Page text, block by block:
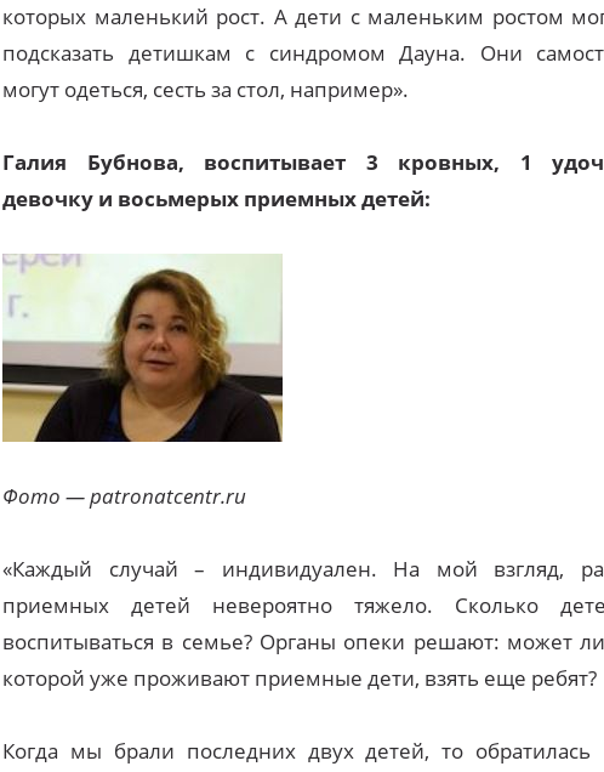
которых маленький рост. А дети с маленьким ростом
подсказать детишкам с синдромом Дауна. Они
могут одеться, сесть за стол, например».
Галия Бубнова, воспитывает 3 кровных, 1
девочку и восьмерых приемных детей:
Фото — patronatcentr.ru
«Каждый случай – индивидуален. На мой взгляд,
приемных детей невероятно тяжело. Сколько
воспитываться в семье? Органы опеки решают: может
которой уже проживают приемные дети, взять еще ребят?
Когда мы брали последних двух детей, то обратилась